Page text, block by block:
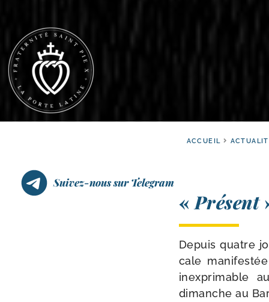
ACCUEIL
Suivez-nous sur Telegram
«Présent
Depuis quatre
cale
inex­pri­mable
dimanche au